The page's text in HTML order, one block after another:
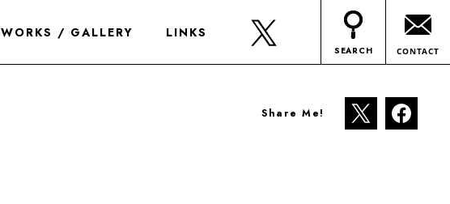
WORKS / GALLERY LINKS
SEARCH CONTACT
Share Me!